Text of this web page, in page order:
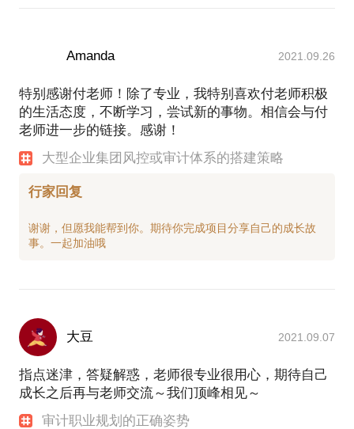
Amanda 2021.09.26
特别感谢付老师！除了专业，我特别喜欢付老师积极
的生活态度，不断学习，尝试新的事物。相信会与付
老师进一步的链接。感谢！
大型企业集团风控或审计体系的搭建策略
行家回复
谢谢，但愿我能帮到你。期待你完成项目分享自己的成长故
大豆 2021.09.07
指点迷津，答疑解惑，老师很专业很用心，期待自己
成长之后再与老师交流～我们顶峰相见～
审计职业规划的正确姿势